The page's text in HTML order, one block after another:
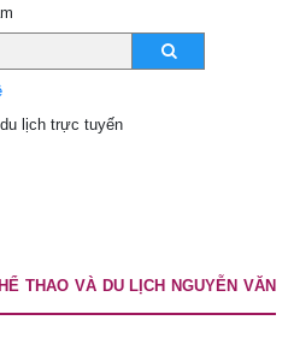
THAO VÀ DU LỊCH NGUYỄN VĂN